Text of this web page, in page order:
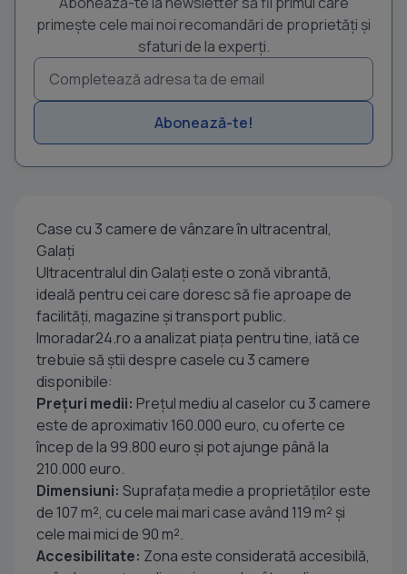
primește cele mai noi recomandări de proprietăți și
sfaturi de la experți.
Abonează-te!
Case cu 3 camere de vânzare în ultracentral,
Galați
Ultracentralul din Galați este o zonă vibrantă,
ideală pentru cei care doresc să fie aproape de
facilități, magazine și transport public.
Imoradar24.ro a analizat piața pentru tine, iată ce
trebuie să știi despre casele cu 3 camere
disponibile:
Prețuri medii: Prețul mediu al caselor cu 3 camere
este de aproximativ 160.000 euro, cu oferte ce
încep de la 99.800 euro și pot ajunge până la
210.000 euro.
Dimensiuni: Suprafața medie a proprietăților este
de 107 m², cu cele mai mari case având 119 m² și
cele mai mici de 90 m².
Accesibilitate: Zona este considerată accesibilă,